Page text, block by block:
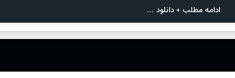
ادامه مطلب + دانلود ...